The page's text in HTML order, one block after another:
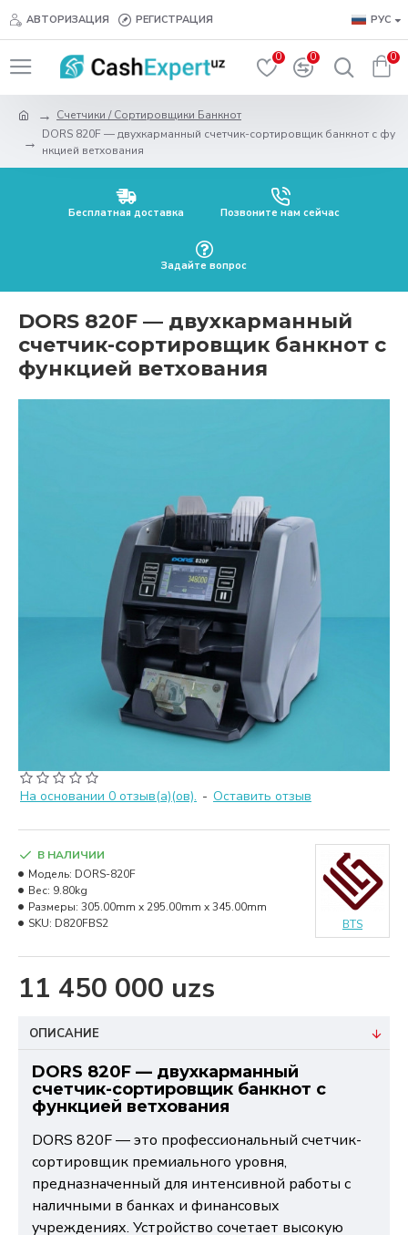
АВТОРИЗАЦИЯ РЕГИСТРАЦИЯ РУС
0 0 0
Счетчики / Сортировщики Банкнот
DORS 820F — двухкарманный счетчик-сортировщик банкнот с фу
нкцией ветхования
Бесплатная доставка Позвоните нам сейчас
Задайте вопрос
DORS 820F — двухкарманный
счетчик-сортировщик банкнот с
функцией ветхования
На основании 0 отзыв(а)(ов). - Оставить отзыв
11 450 000 uzs
В НАЛИЧИИ
Модель: DORS-820F
Вес: 9.80kg
Размеры: 305.00mm x 295.00mm x 345.00mm
SKU: D820FBS2 BTS
ОПИСАНИЕ
DORS 820F — двухкарманный
счетчик-сортировщик банкнот с
функцией ветхования
DORS 820F — это профессиональный счетчик-
сортировщик премиального уровня,
предназначенный для интенсивной работы с
наличными в банках и финансовых
учреждениях. Устройство сочетает высокую